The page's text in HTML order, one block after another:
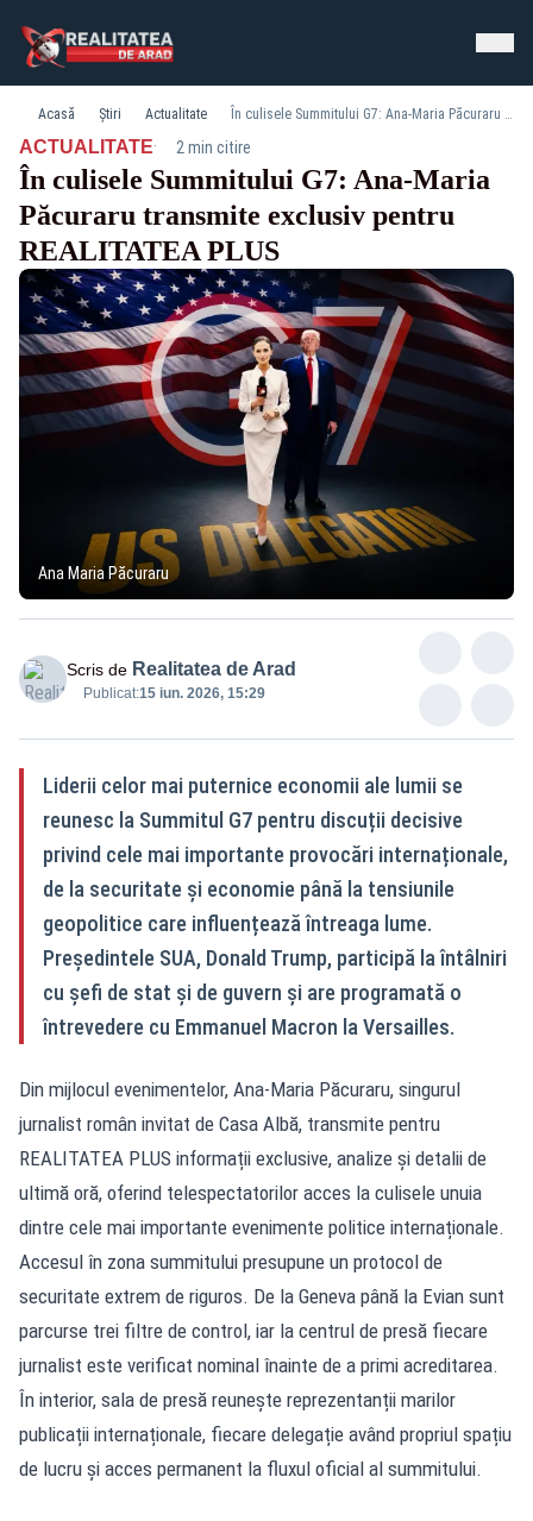
Acasă Știri Actualitate În culisele Summitului G7: Ana-Maria Păcuraru transmite exclusiv pentru REALITATEA PLUS
ACTUALITATE· 2 min citire
În culisele Summitului G7: Ana-Maria
Păcuraru transmite exclusiv pentru
REALITATEA PLUS
Ana Maria Păcuraru
Scris de Realitatea de Arad
Publicat:15 iun. 2026, 15:29
Liderii celor mai puternice economii ale lumii se
reunesc la Summitul G7 pentru discuții decisive
privind cele mai importante provocări internaționale,
de la securitate și economie până la tensiunile
geopolitice care influențează întreaga lume.
Președintele SUA, Donald Trump, participă la întâlniri
cu șefi de stat și de guvern și are programată o
întrevedere cu Emmanuel Macron la Versailles.
Din mijlocul evenimentelor, Ana-Maria Păcuraru, singurul
jurnalist român invitat de Casa Albă, transmite pentru
REALITATEA PLUS informații exclusive, analize și detalii de
ultimă oră, oferind telespectatorilor acces la culisele unuia
dintre cele mai importante evenimente politice internaționale.
Accesul în zona summitului presupune un protocol de
securitate extrem de riguros. De la Geneva până la Evian sunt
parcurse trei filtre de control, iar la centrul de presă fiecare
jurnalist este verificat nominal înainte de a primi acreditarea.
În interior, sala de presă reunește reprezentanții marilor
publicații internaționale, fiecare delegație având propriul spațiu
de lucru și acces permanent la fluxul oficial al summitului.